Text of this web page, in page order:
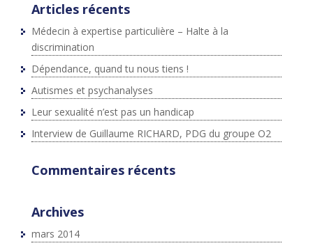
Articles récents
Médecin à expertise particulière – Halte à la
discrimination
Dépendance, quand tu nous tiens !
Autismes et psychanalyses
Leur sexualité n’est pas un handicap
Interview de Guillaume RICHARD, PDG du groupe O2
Commentaires récents
Archives
mars 2014